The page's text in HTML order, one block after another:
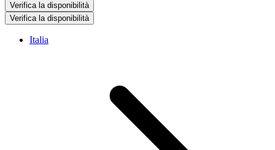
Verifica la disponibilità
Verifica la disponibilità
Italia